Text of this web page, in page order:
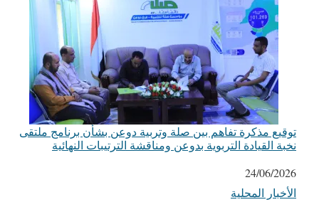
توقيع مذكرة تفاهم بين صلة وتربية دوعن بشأن برنامج ملتقى
نخبة القيادة التربوية بدوعن ومناقشة الترتيبات النهائية
التاريخ
24/06/2026
في ما يتعلق بما يأتي
الأخبار المحلية